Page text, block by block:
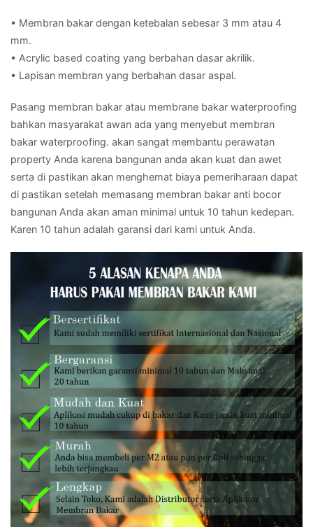
• Membran bakar dengan ketebalan sebesar 3 mm atau 4
mm.
• Acrylic based coating yang berbahan dasar akrilik.
• Lapisan membran yang berbahan dasar aspal.
Pasang membran bakar atau membrane bakar waterproofing
bahkan masyarakat awan ada yang menyebut membran
bakar waterproofing. akan sangat membantu perawatan
property Anda karena bangunan anda akan kuat dan awet
serta di pastikan akan menghemat biaya pemeriharaan dapat
di pastikan setelah memasang membran bakar anti bocor
bangunan Anda akan aman minimal untuk 10 tahun kedepan.
Karen 10 tahun adalah garansi dari kami untuk Anda.